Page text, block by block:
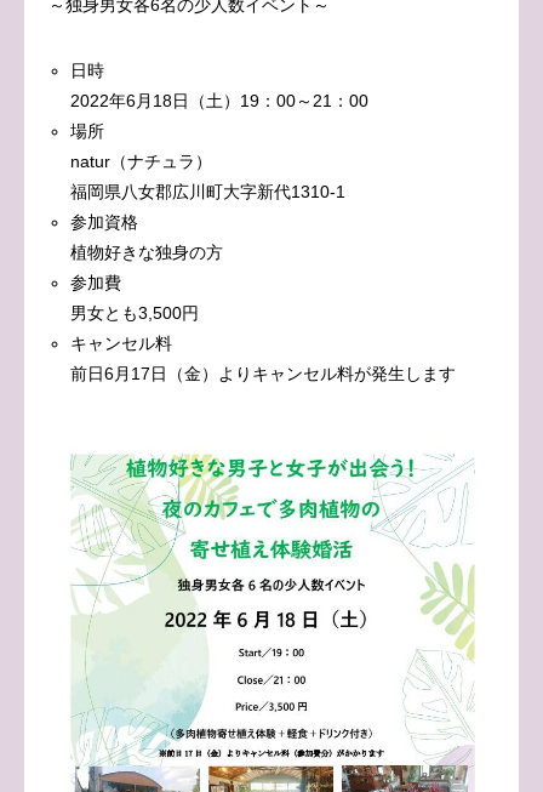
～独身男女各6名の少人数イベント～
日時
2022年6月18日（土）19：00～21：00
場所
natur（ナチュラ）
福岡県八女郡広川町大字新代1310-1
参加資格
植物好きな独身の方
参加費
男女とも3,500円
キャンセル料
前日6月17日（金）よりキャンセル料が発生します